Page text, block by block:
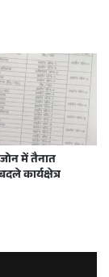
में तैनात
कार्यक्षेत्र